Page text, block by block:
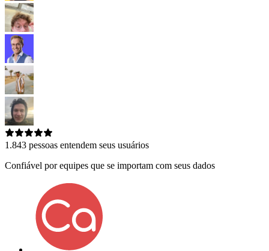
1.843 pessoas entendem seus usuários
Confiável por equipes que se importam com seus dados